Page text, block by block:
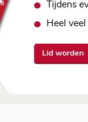
Tijdens
Heel
Lid worden